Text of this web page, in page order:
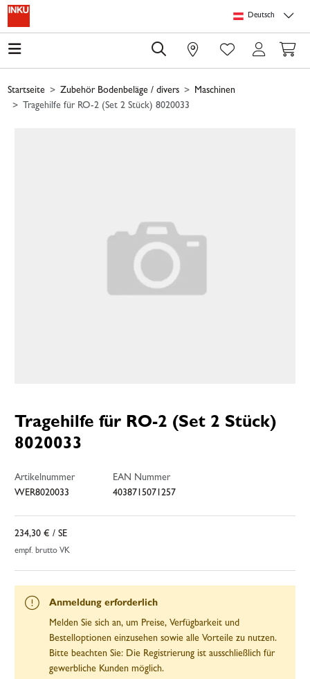
Springe zu Hauptinhalt
Deutsch
0
Startseite Zubehör Bodenbeläge / divers
Maschinen
Tragehilfe für RO-2 (Set 2 Stück) 8020033
Tragehilfe für RO-2 (Set 2 Stück)
8020033
Artikelnummer
WER8020033
EAN Nummer
4038715071257
234,30 € / SE
empf. brutto VK
Anmeldung erforderlich
Melden Sie sich an, um Preise, Verfügbarkeit und
Bestelloptionen einzusehen sowie alle Vorteile zu nutzen.
Bitte beachten Sie: Die Registrierung ist ausschließlich für
gewerbliche Kunden möglich.